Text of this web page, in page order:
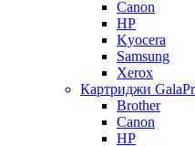
Canon
HP
Kyocera
Samsung
Xerox
Картриджи
Brother
Canon
HP